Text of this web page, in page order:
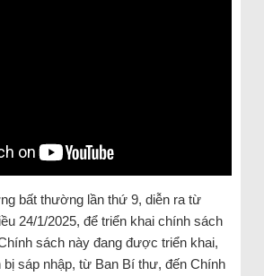
bất thường lần thứ 9, diễn ra từ
24/1/2025, để triển khai chính sách
sách này đang được triển khai,
sáp nhập, từ Ban Bí thư, đến Chính